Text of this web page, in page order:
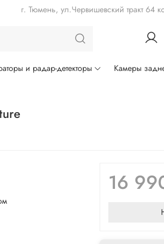
г. Тюмень, ул.Червишевский тракт 64
и радар-детекторы Камеры
16